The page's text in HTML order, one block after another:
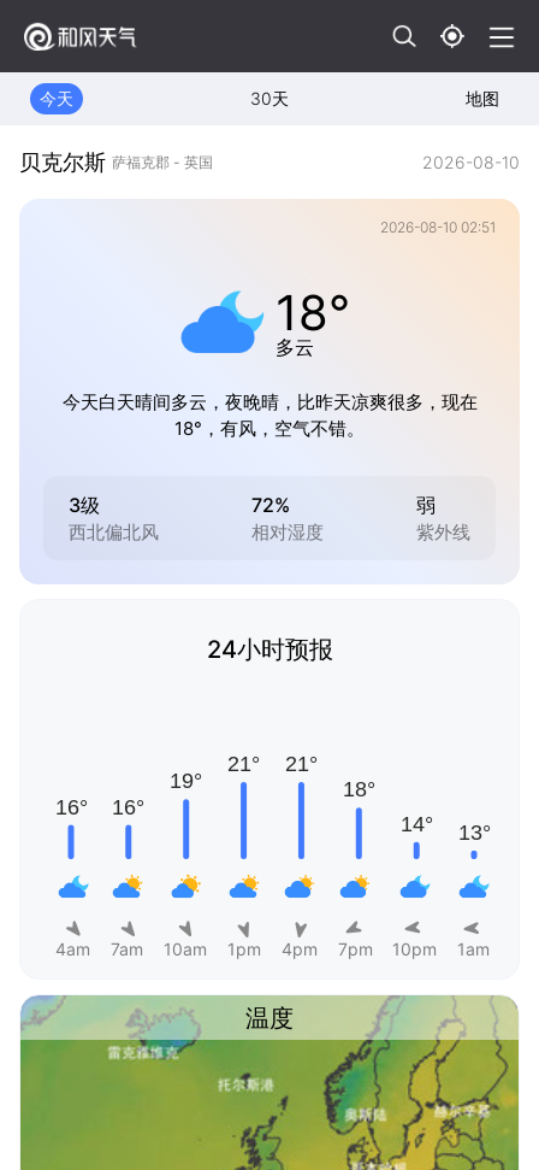
今天 30天 地图
贝克尔斯 萨福克郡 - 英国 2026-08-10
2026-08-10 02:51
18°
多云
今天白天晴间多云，夜晚晴，比昨天凉爽很多，现在
18°，有风，空气不错。
3级
西北偏北风
72%
相对湿度
弱
紫外线
24小时预报
4am 7am 10am 1pm 4pm 7pm 10pm 1am
温度